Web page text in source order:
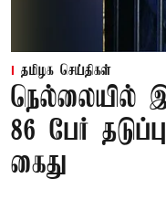
தமிழக செய்திகள்
நெல்லையில்
86 பேர்
கைது